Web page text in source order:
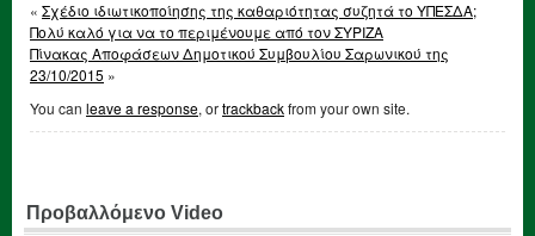
« Σχέδιο ιδιωτικοποίησης της καθαριότητας συζητά το ΥΠΕΣΔΑ;
Πολύ καλό για να το περιμένουμε από τον ΣΥΡΙΖΑ
Πίνακας Αποφάσεων Δημοτικού Συμβουλίου Σαρωνικού της
23/10/2015 »
You can leave a response, ortrackbackfrom your own site.
Προβαλλόμενο Video